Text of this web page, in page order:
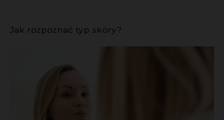
Jak rozpoznać typ skóry?